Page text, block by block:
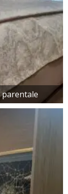
parentale